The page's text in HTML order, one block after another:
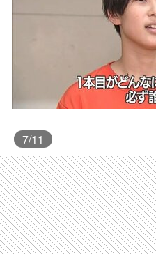
7/11